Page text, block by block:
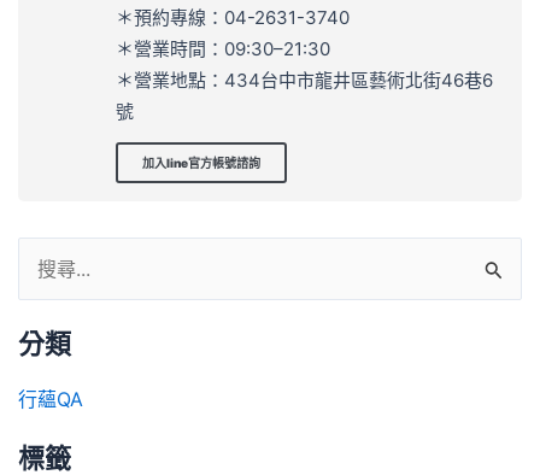
＊預約專線：04-2631-3740
＊營業時間：09:30–21:30
＊營業地點：434台中市龍井區藝術北街46巷6
號
加入line官方帳號諮詢
分類
行蘊QA
標籤